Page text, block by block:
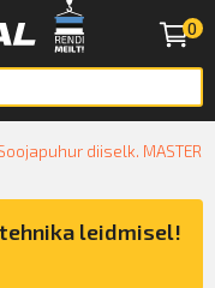
0
diiselk. MASTER
leidmisel!